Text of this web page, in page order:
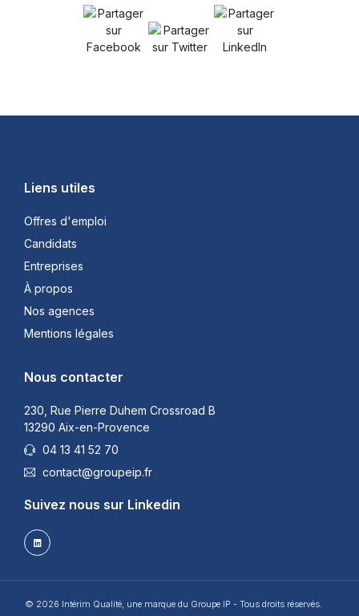
Liens utiles
Offres d'emploi
Candidats
Entreprises
À propos
Nos agences
Mentions légales
Nous contacter
230, Rue Pierre Duhem Crossroad B
13290 Aix-en-Provence
04 13 41 52 70
contact@groupeip.fr
Suivez nous sur Linkedin
© 2026 Intérim Qualité, une marque du Groupe IP - Tous droits réservés.